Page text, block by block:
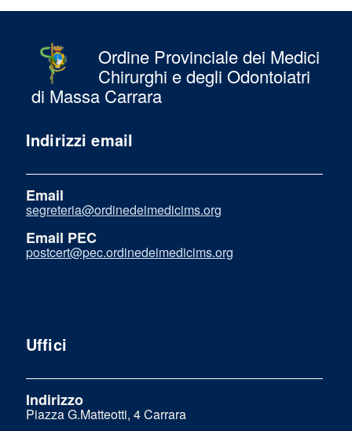
Ordine Provinciale dei Medici
Chirurghi e degli Odontoiatri
di Massa Carrara
Indirizzi email
Email
segreteria@ordinedeimedicims.org
Email PEC
postcert@pec.ordinedeimedicims.org
Uffici
Indirizzo
Piazza G.Matteotti, 4 Carrara